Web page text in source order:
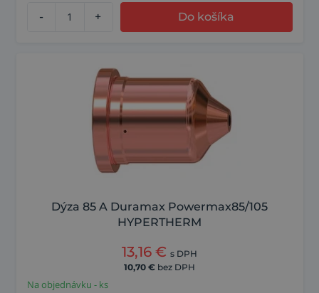
- + Do košíka
Dýza 85 A Duramax Powermax85/105
HYPERTHERM
13,16 € s DPH
10,70 € bez DPH
Na objednávku - ks